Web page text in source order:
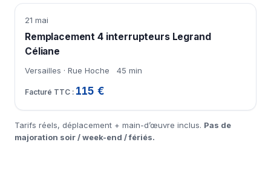
21 mai
Remplacement 4 interrupteurs Legrand
Céliane
Versailles · Rue Hoche 45 min
115 €
Tarifs réels, déplacement + main-d’œuvre inclus. Pas de
majoration soir / week-end / fériés.